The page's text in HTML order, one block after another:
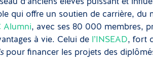
qui offre un soutien de carrière, du
Alumni, avec ses 80 000 membres,
à vie. Celui de l’INSEAD, fort
pour financer les projets des